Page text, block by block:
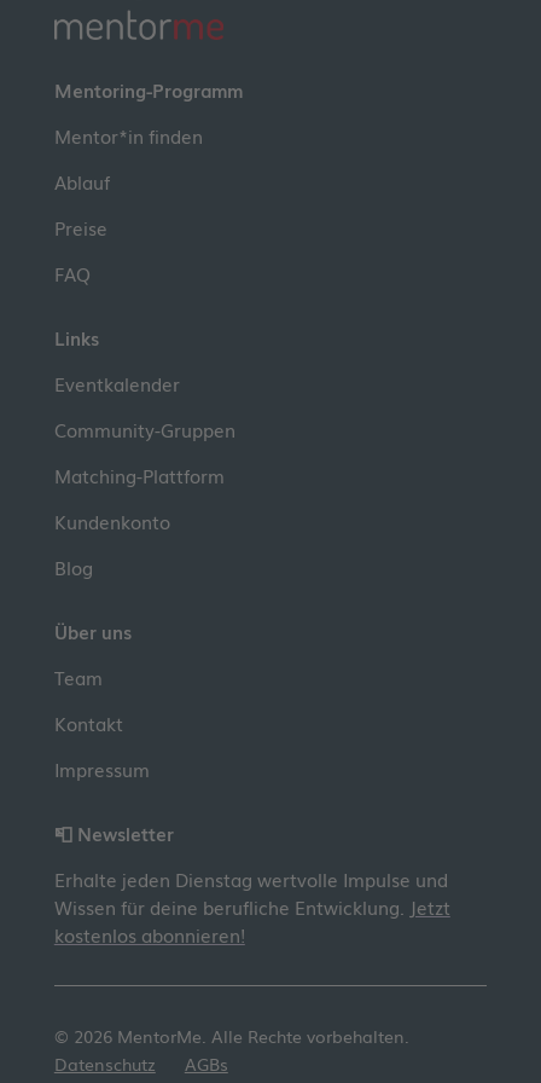
Einwilligung verwalten
Mentoring-Programm
Mentor*in finden
Ablauf
Preise
FAQ
Links
Eventkalender
Community-Gruppen
Matching-Plattform
Kundenkonto
Blog
Über uns
Team
Kontakt
Impressum
📮 Newsletter
Erhalte jeden Dienstag wertvolle Impulse und
Wissen für deine berufliche Entwicklung. Jetzt
kostenlos abonnieren!
© 2026 MentorMe. Alle Rechte vorbehalten.
Datenschutz
AGBs